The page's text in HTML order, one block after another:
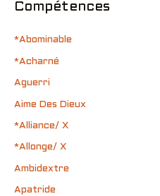
Compétences
*Abominable
*Acharné
Aguerri
Aime Des Dieux
*Alliance/ X
*Allonge/ X
Ambidextre
Apatride